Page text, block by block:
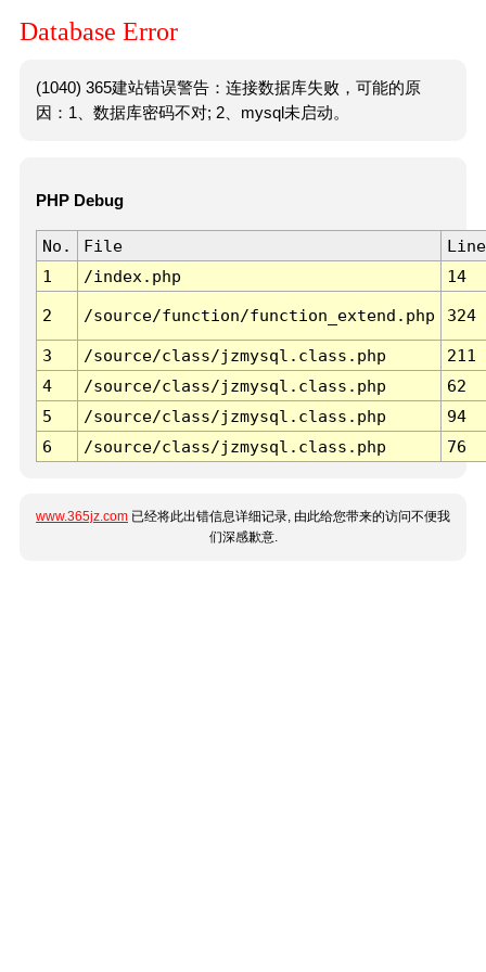
Database Error
(1040) 365建站错误警告：连接数据库失败，可能的原
因：1、数据库密码不对; 2、mysql未启动。
PHP Debug
No. File
Line
1
/index.php 14
2 /source/function/function_extend.php 324
3 /source/class/jzmysql.class.php
211
4
/source/class/jzmysql.class.php
62
5
/source/class/jzmysql.class.php
94
6
/source/class/jzmysql.class.php 76
www.365jz.com 已经将此出错信息详细记录, 由此给您带来的访问不便我
们深感歉意.